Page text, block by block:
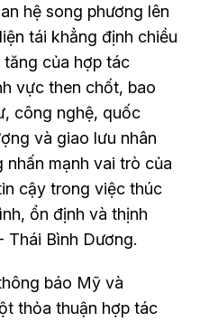
hệ song phương lên
tái khẳng định chiều
của hợp tác
vực then chốt, bao
công nghệ, quốc
và giao lưu nhân
nhấn mạnh vai trò của
cậy trong việc thúc
ổn định và thịnh
- Thái Bình Dương.
báo Mỹ và
thỏa thuận hợp tác